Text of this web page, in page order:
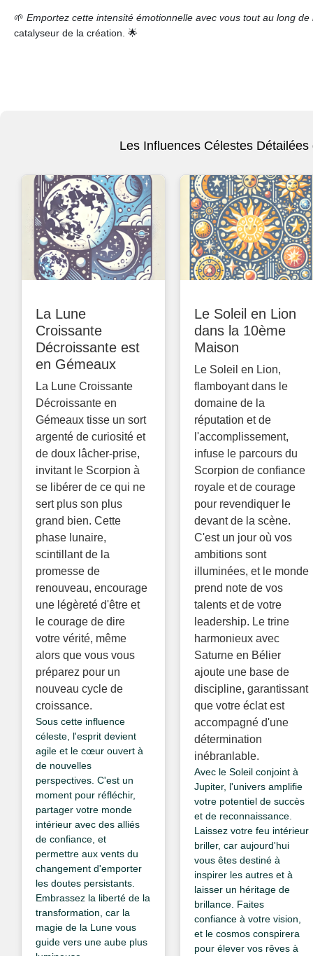
🌱 Emportez cette intensité émotionnelle avec vous tout au long de
catalyseur de la création. 🌟
Les Influences Célestes Détailées
La Lune
Croissante
Décroissante est
en Gémeaux
La Lune Croissante
Décroissante en
Gémeaux tisse un sort
argenté de curiosité et
de doux lâcher-prise,
invitant le Scorpion à
se libérer de ce qui ne
sert plus son plus
grand bien. Cette
phase lunaire,
scintillant de la
promesse de
renouveau, encourage
une légèreté d'être et
le courage de dire
votre vérité, même
alors que vous vous
préparez pour un
nouveau cycle de
croissance.
Sous cette influence
céleste, l'esprit devient
agile et le cœur ouvert à
de nouvelles
perspectives. C'est un
moment pour réfléchir,
partager votre monde
intérieur avec des alliés
de confiance, et
permettre aux vents du
changement d'emporter
les doutes persistants.
Embrassez la liberté de la
transformation, car la
magie de la Lune vous
guide vers une aube plus
Le Soleil en Lion
dans la 10ème
Maison
Le Soleil en Lion,
flamboyant dans le
domaine de la
réputation et de
l'accomplissement,
infuse le parcours du
Scorpion de confiance
royale et de courage
pour revendiquer le
devant de la scène.
C'est un jour où vos
ambitions sont
illuminées, et le monde
prend note de vos
talents et de votre
leadership. Le trine
harmonieux avec
Saturne en Bélier
ajoute une base de
discipline, garantissant
que votre éclat est
accompagné d'une
détermination
inébranlable.
Avec le Soleil conjoint à
Jupiter, l'univers amplifie
votre potentiel de succès
et de reconnaissance.
Laissez votre feu intérieur
briller, car aujourd'hui
vous êtes destiné à
inspirer les autres et à
laisser un héritage de
brillance. Faites
confiance à votre vision,
et le cosmos conspirera
pour élever vos rêves à